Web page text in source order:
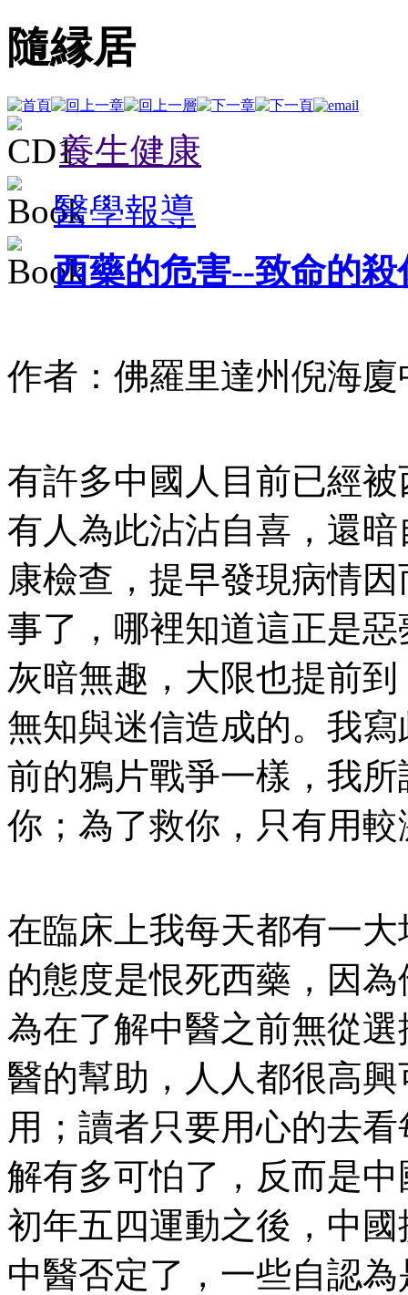
隨縁居
養生健康
醫學報導
西藥的危害--致命的殺
作者：佛羅里達州倪海廈
有許多中國人目前已經
有人為此沾沾自喜，還
康檢查，提早發現病情
事了，哪裡知道這正是
灰暗無趣，大限也提前
無知與迷信造成的。我
前的鴉片戰爭一樣，我
你；為了救你，只有用
在臨床上我每天都有一
的態度是恨死西藥，因
為在了解中醫之前無從
醫的幫助，人人都很高
用；讀者只要用心的去
解有多可怕了，反而是
初年五四運動之後，中
中醫否定了，一些自認